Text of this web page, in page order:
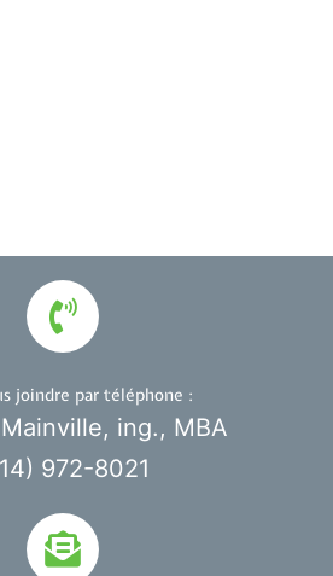
joindre par téléphone :
ing., MBA
972-8021